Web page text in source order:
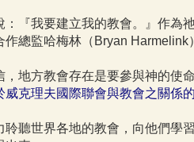
：『我要建立我的教會。』作為
作總監哈梅林（Bryan
，地方教會存在是要參與神的使
威克理夫國際聯會與教會之關係
聆聽世界各地的教會，向他們學